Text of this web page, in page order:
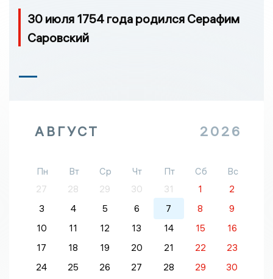
30 июля 1754 года родился Серафим
Саровский
АВГУСТ 2026
Пн Вт Ср Чт Пт Сб
Вс
27
28 29 30 31 1
2
3
4 5 6 7 8
9
10
11 12 13 14 15
16
17
18 19 20 21 22
23
24
25 26 27 28 29
30